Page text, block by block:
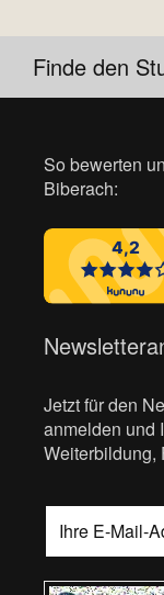
Finde den
So bewerten
Biberach:
Jetzt für den
anmelden und
Weiterbildung,